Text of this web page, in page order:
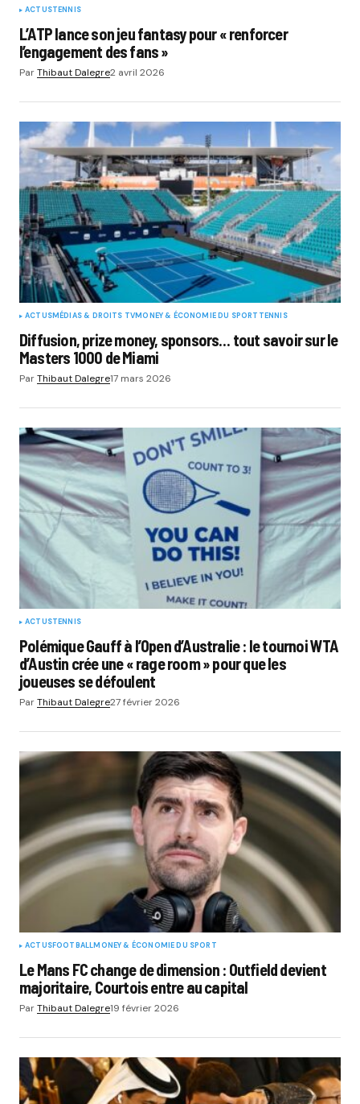
ACTUSTENNIS
L’ATP lance son jeu fantasy pour « renforcer
l’engagement des fans »
ParThibaut Dalegre2 avril 2026
ACTUSMÉDIAS & DROITS TVMONEY & ÉCONOMIE DU SPORT TENNIS
Diffusion, prize money, sponsors… tout savoir sur le
Masters 1000 de Miami
ParThibaut Dalegre17 mars 2026
ACTUSTENNIS
Polémique Gauff à l’Open d’Australie : le tournoi WTA
d’Austin crée une « rage room » pour que les
joueuses se défoulent
ParThibaut Dalegre27 février 2026
ACTUSFOOTBALLMONEY & ÉCONOMIE DU SPORT
Le Mans FC change de dimension : Outfield devient
majoritaire, Courtois entre au capital
ParThibaut Dalegre19 février 2026